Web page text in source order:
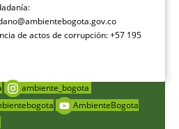
de actos de corrupción: +57 195
ambiente_bogota
AmbienteBogota